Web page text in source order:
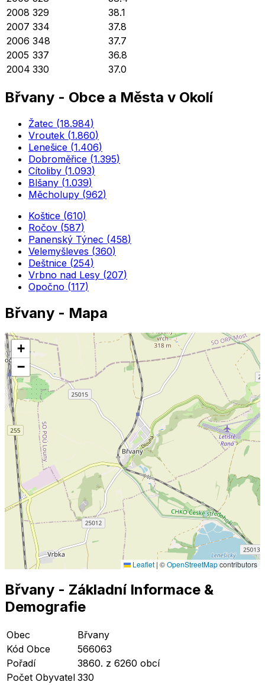
2008 329
38.1
2007 334
37.8
2006 348
37.7
2005 337
36.8
2004 330 37.0
Břvany - Obce a Města v Okolí
Žatec (18.984)
Vroutek (1.860)
Lenešice (1.406)
Dobroměřice (1.395)
Cítoliby (1.093)
Blšany (1.039)
Měcholupy (962)
Koštice (610)
Ročov (587)
Panenský Týnec (458)
Velemyšleves (360)
Deštnice (254)
Vrbno nad Lesy (207)
Opočno (117)
Břvany - Mapa
+
−
Leaflet | ©OpenStreetMapcontributors
Břvany - Základní Informace &
Demografie
Obec
Břvany
Kód Obce
566063
Pořadí
3860. z 6260 obcí
Počet Obyvatel 330